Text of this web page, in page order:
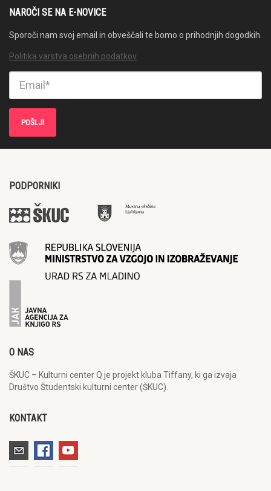
NAROČI SE NA E-NOVICE
Sporoči nam svoj email in obveščali te bomo o prihodnjih dogodkih.
Politika varstva osebnih podatkov
PODPORNIKI
O NAS
ŠKUC – Kulturni center Q je projekt kluba Tiffany, ki ga izvaja
Društvo Študentski kulturni center (ŠKUC).
KONTAKT